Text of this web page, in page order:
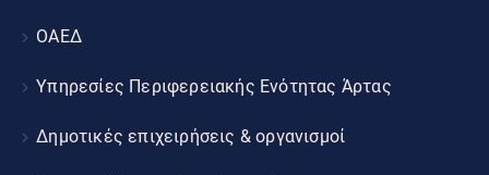
ΟΑΕΔ
Υπηρεσίες Περιφερειακής Ενότητας Άρτας
Δημοτικές επιχειρήσεις & οργανισμοί